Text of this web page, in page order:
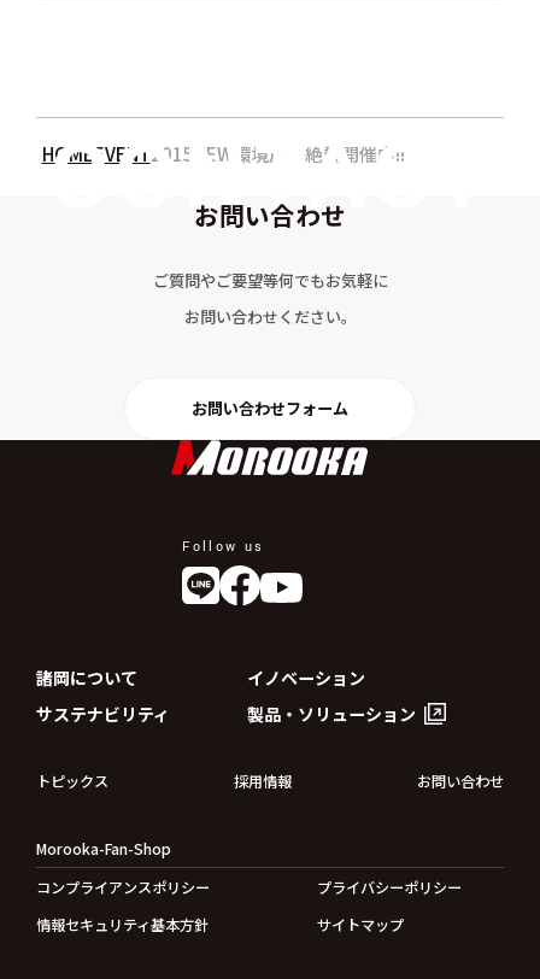
HOMEEVENT 2015NEW環境展 絶賛開催中!!
お問い合わせ
ご質問やご要望等何でもお気軽に
お問い合わせください。
お問い合わせフォーム
Follow us
諸岡について
イノベーション
サステナビリティ
製品・ソリューション
トピックス 採用情報 お問い合わせ
Morooka-Fan-Shop
コンプライアンスポリシー
プライバシーポリシー
情報セキュリティ基本方針
サイトマップ